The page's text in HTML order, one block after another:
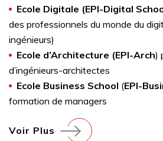
Ecole Digitale (EPI-Digital
des professionnels du monde du
ingénieurs)
Ecole d’Architecture (EPI-Arch)
d’ingénieurs-architectes
Ecole Business School (EPI-
formation de managers
Voir Plus